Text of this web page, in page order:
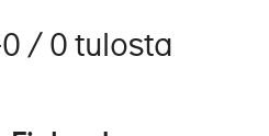
/ 0 tulosta